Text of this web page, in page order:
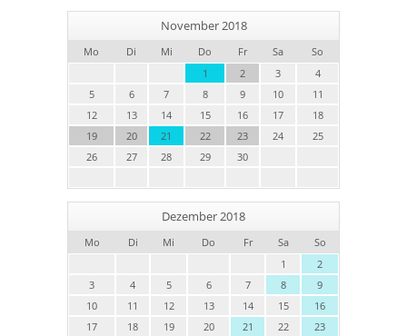
November 2018
Mo Di Mi Do Fr Sa
So
1
2 3
4
5
6 7 8 9 10
11
12
13 14 15 16 17
18
19
20 21 22 23 24
25
26
27 28 29 30
Dezember 2018
Mo Di Mi Do Fr Sa
So
1
2
3
4 5 6 7 8
9
10
11 12 13 14 15
16
17
18 19 20 21 22
23